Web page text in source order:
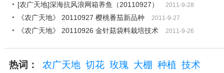
[农广天地]深海抗风浪网箱养鱼（20110927） 2011-9-28
《农广天地》 20110927 樱桃番茄新品种 2011-9-27
《农广天地》 20110926 金针菇袋料栽培技术 2011-9-26
热词： 农广天地 切花 玫瑰 大棚 种植 技术